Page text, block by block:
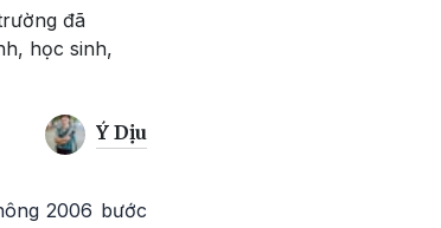
đã
học sinh,
Ý Dịu
2006 bước